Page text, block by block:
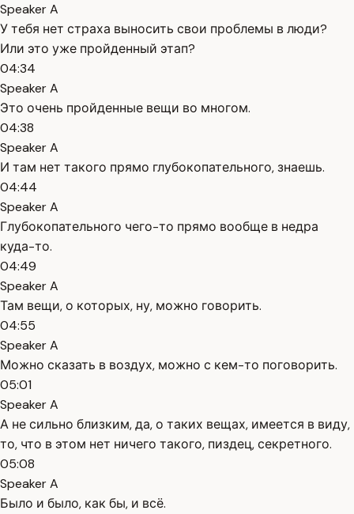
Speaker A
У тебя нет страха выносить свои проблемы в люди?
Или это уже пройденный этап?
04:34
Speaker A
Это очень пройденные вещи во многом.
04:38
Speaker A
И там нет такого прямо глубокопательного, знаешь.
04:44
Speaker A
Глубокопательного чего-то прямо вообще в недра
куда-то.
04:49
Speaker A
Там вещи, о которых, ну, можно говорить.
04:55
Speaker A
Можно сказать в воздух, можно с кем-то поговорить.
05:01
Speaker A
А не сильно близким, да, о таких вещах, имеется в виду,
то, что в этом нет ничего такого, пиздец, секретного.
05:08
Speaker A
Было и было, как бы, и всё.